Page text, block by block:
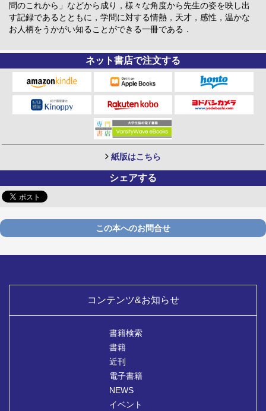
問のこれから」などから成り，様々な角度から先生の姿を映し出
す記録であるとともに，学問に対する情熱，天才，感性，温かな
お人柄をうかがい知ることができる一冊である．
ネット書店で注文する
紙版はこちら
シェアする
この本へのお問合せ
コンテンツ&お知らせ
書籍検索
書籍
近刊
電子書籍
NEWS
イベント